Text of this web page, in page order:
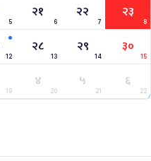
5
२१
6
२२
7
२३
8
12
२८
13
२९
14
३०
15
19
४
20
५
21
६
22